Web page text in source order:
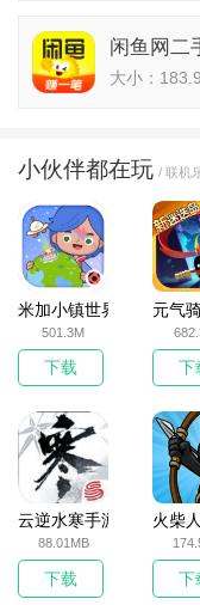
闲鱼网二
大小：
小伙伴都在玩 / 联机
米加小镇世界2025官方
501.3M
下载
元气
下
云逆水寒手游
88.01MB
下载
火柴
下